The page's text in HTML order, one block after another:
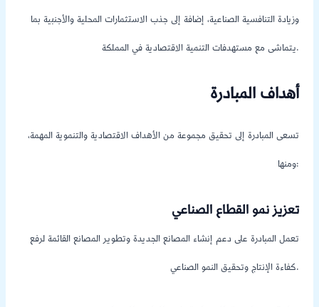
وزيادة التنافسية الصناعية، إضافة إلى جذب الاستثمارات المحلية والأجنبية بما
يتماشى مع مستهدفات التنمية الاقتصادية في المملكة.
أهداف المبادرة
تسعى المبادرة إلى تحقيق مجموعة من الأهداف الاقتصادية والتنموية المهمة،
ومنها:
تعزيز نمو القطاع الصناعي
تعمل المبادرة على دعم إنشاء المصانع الجديدة وتطوير المصانع القائمة لرفع
كفاءة الإنتاج وتحقيق النمو الصناعي.